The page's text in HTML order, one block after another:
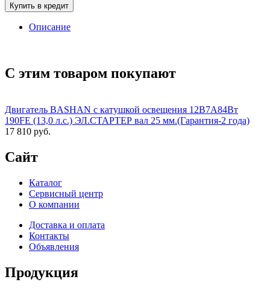
Купить в кредит
Описание
С этим товаром покупают
Двигатель BASHAN с катушкой освещения 12В7А84Вт
190FE (13,0 л.с.) ЭЛ.СТАРТЕР вал 25 мм.(Гарантия-2 года)
17 810 руб.
Сайт
Каталог
Сервисный центр
О компании
Доставка и оплата
Контакты
Объявления
Продукция